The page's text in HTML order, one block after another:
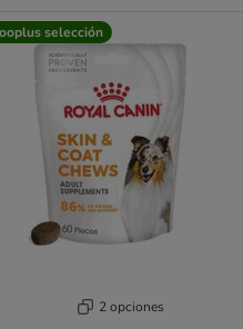
selección
2 opciones